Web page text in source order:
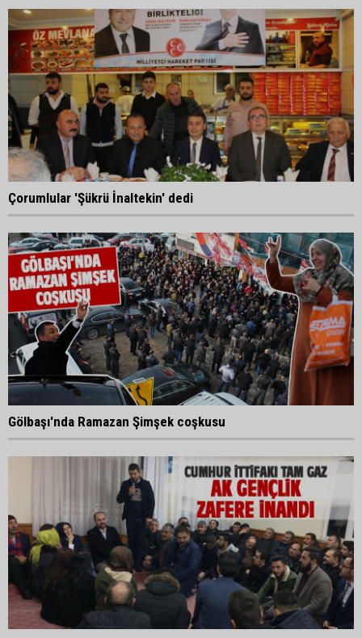
Çorumlular 'Şükrü İnaltekin' dedi
Gölbaşı'nda Ramazan Şimşek coşkusu